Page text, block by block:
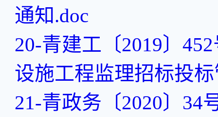
通知.doc
20-青建工〔2019〕
设施工程监理招标投
21-青政务〔2020〕34